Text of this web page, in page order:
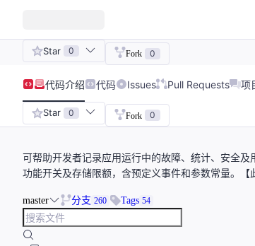
Star 0 Fork 0
代码介绍 代码 Issues Pull Requests 项
Star 0 Fork 0
可帮助开发者记录应用运行中的故障、统计、安全
功能开关及存储限额，含预定义事件和参数常量。【
master 分支 260 Tags 54